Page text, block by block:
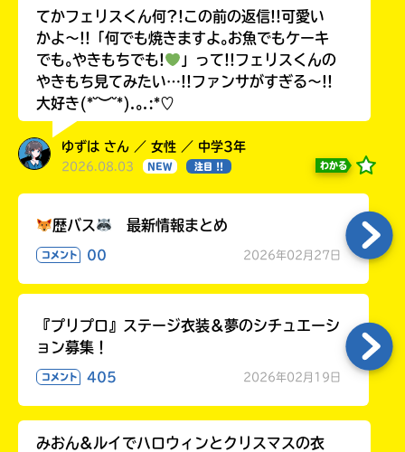
てかフェリスくん何?!この前の返信!!可愛い
かよ〜!!「何でも焼きますよ｡お魚でもケーキ
でも｡やきもちでも!
」って!!フェリスくんの
やきもち見てみたい…!!ファンサがすぎる〜!!
大好き(*˘︶˘*).｡.:*♡
ゆずは さん ／ 女性 ／ 中学3年
2026.08.03 NEW 注目 !! わかる
歴バス 最新情報まとめ
コメント 00 2026年02月27日
『プリプロ』ステージ衣装＆夢のシチュエーシ
ョン募集！
コメント 405 2026年02月19日
みおん&ルイでハロウィンとクリスマスの衣